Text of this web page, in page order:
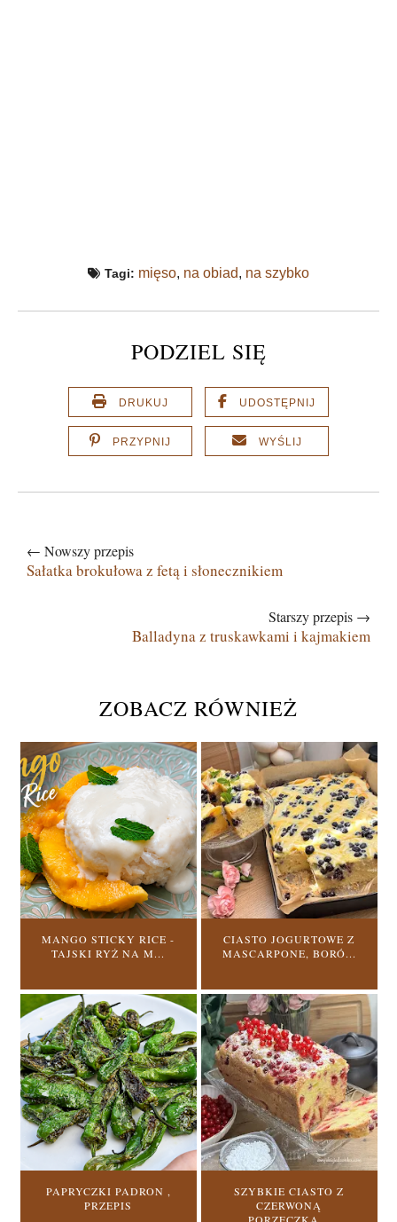
Tagi: mięso, na obiad, na szybko
PODZIEL SIĘ
DRUKUJ UDOSTĘPNIJ
PRZYPNIJ WYŚLIJ
← Nowszy przepis
Sałatka brokułowa z fetą i słonecznikiem
Starszy przepis →
Balladyna z truskawkami i kajmakiem
ZOBACZ RÓWNIEŻ
MANGO STICKY RICE -
TAJSKI RYŻ NA M...
CIASTO JOGURTOWE Z
MASCARPONE, BORÓ...
PAPRYCZKI PADRON ,
PRZEPIS
SZYBKIE CIASTO Z
CZERWONĄ